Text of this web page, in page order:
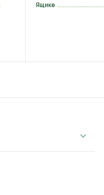
Ящике